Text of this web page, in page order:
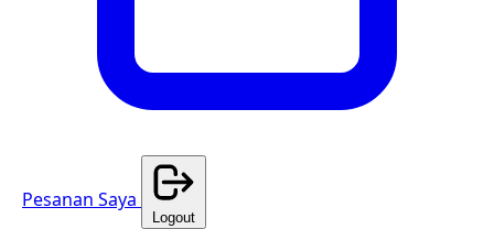
Pesanan Saya
Logout